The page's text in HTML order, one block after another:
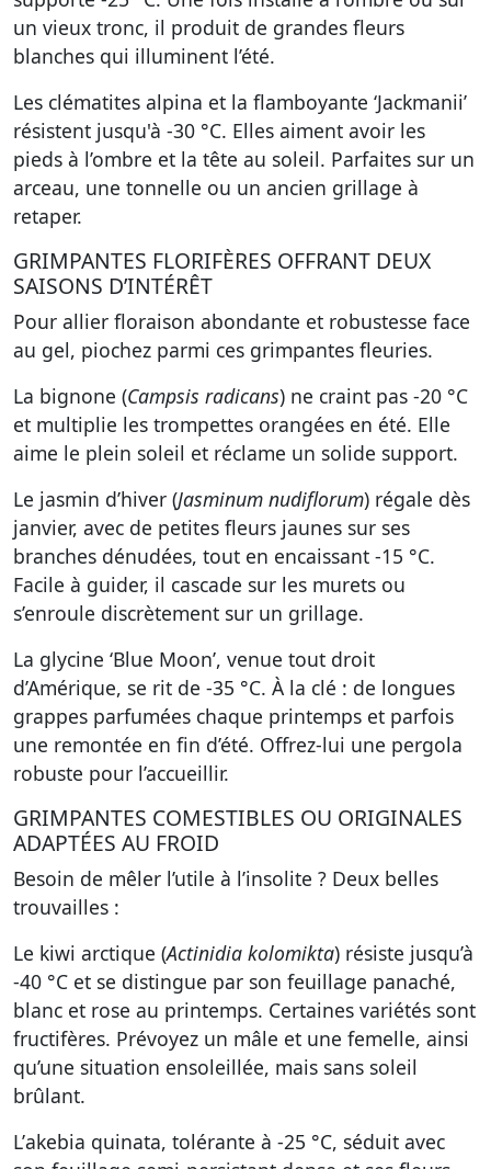
un vieux tronc, il produit de grandes fleurs
blanches qui illuminent l’été.
Les clématites alpina et la flamboyante ‘Jackmanii’
résistent jusqu'à -30 °C. Elles aiment avoir les
pieds à l’ombre et la tête au soleil. Parfaites sur un
arceau, une tonnelle ou un ancien grillage à
retaper.
GRIMPANTES FLORIFÈRES OFFRANT DEUX
SAISONS D’INTÉRÊT
Pour allier floraison abondante et robustesse face
au gel, piochez parmi ces grimpantes fleuries.
La bignone (Campsis radicans) ne craint pas -20 °C
et multiplie les trompettes orangées en été. Elle
aime le plein soleil et réclame un solide support.
Le jasmin d’hiver (Jasminum nudiflorum) régale dès
janvier, avec de petites fleurs jaunes sur ses
branches dénudées, tout en encaissant -15 °C.
Facile à guider, il cascade sur les murets ou
s’enroule discrètement sur un grillage.
La glycine ‘Blue Moon’, venue tout droit
d’Amérique, se rit de -35 °C. À la clé : de longues
grappes parfumées chaque printemps et parfois
une remontée en fin d’été. Offrez-lui une pergola
robuste pour l’accueillir.
GRIMPANTES COMESTIBLES OU ORIGINALES
ADAPTÉES AU FROID
Besoin de mêler l’utile à l’insolite ? Deux belles
trouvailles :
Le kiwi arctique (Actinidia kolomikta) résiste jusqu’à
-40 °C et se distingue par son feuillage panaché,
blanc et rose au printemps. Certaines variétés sont
fructifères. Prévoyez un mâle et une femelle, ainsi
qu’une situation ensoleillée, mais sans soleil
brûlant.
L’akebia quinata, tolérante à -25 °C, séduit avec